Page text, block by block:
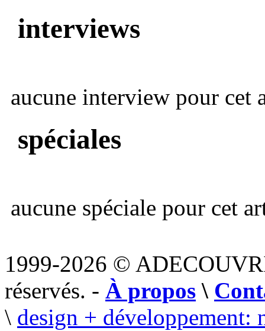
interviews
aucune interview pour cet
spéciales
aucune spéciale pour cet
1999-2026 ©
réservés. - À propos \
\ design + développement: